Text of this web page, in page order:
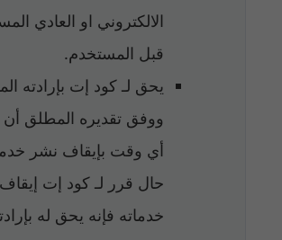
الالكتروني او العادي
قبل المستخدم.
يحق لـ كود إت بإرادته
ووفق تقديره المطلق
أي وقت بإيقاف نشر
حال قرر لـ كود إت
خدماته فإنه يحق له